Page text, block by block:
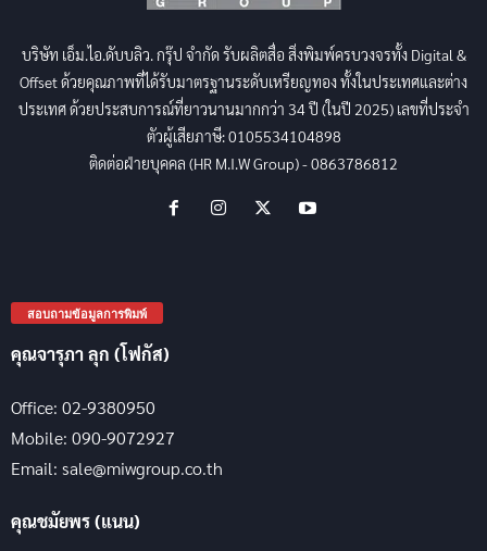
บริษัท เอ็ม.ไอ.ดับบลิว. กรุ๊ป จำกัด รับผลิตสื่อ สิ่งพิมพ์ครบวงจรทั้ง Digital &
Offset ด้วยคุณภาพที่ได้รับมาตรฐานระดับเหรียญทอง ทั้งในประเทศและต่าง
ประเทศ ด้วยประสบการณ์ที่ยาวนานมากกว่า 34 ปี (ในปี 2025) เลขที่ประจำ
ตัวผู้เสียภาษี: 0105534104898
ติดต่อฝ่ายบุคคล (HR M.I.W Group) - 0863786812
สอบถามข้อมูลการพิมพ์
คุณจารุภา ลุก (โฟกัส)
Office: 02-9380950
Mobile: 090-9072927
Email: sale@miwgroup.co.th
คุณชมัยพร (แนน)